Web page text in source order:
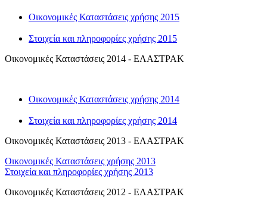
Οικονομικές Καταστάσεις χρήσης 2015
Στοιχεία και πληροφορίες χρήσης 2015
Οικονομικές Καταστάσεις 2014 - ΕΛΑΣΤΡΑΚ
Οικονομικές Καταστάσεις χρήσης 2014
Στοιχεία και πληροφορίες χρήσης 2014
Οικονομικές Καταστάσεις 2013 - ΕΛΑΣΤΡΑΚ
Οικονομικές Καταστάσεις χρήσης 2013
Στοιχεία και πληροφορίες χρήσης 2013
Οικονομικές Καταστάσεις 2012 - ΕΛΑΣΤΡΑΚ